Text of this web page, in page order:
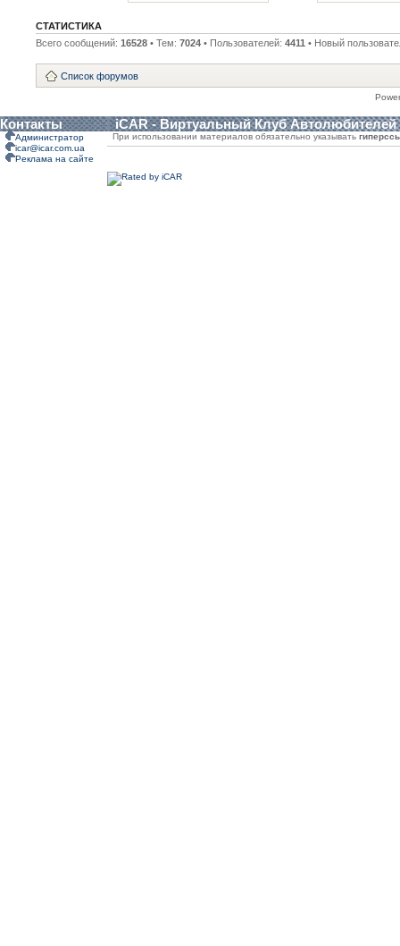
СТАТИСТИКА
Всего сообщений: 16528 • Тем: 7024 • Пользователей: 4411 • Новый
Список форумов
Контакты iCAR - Виртуальный Клуб Автолюбителей
Администратор
icar@icar.com.ua
Реклама на сайте
При использовании материалов обязательно указывать